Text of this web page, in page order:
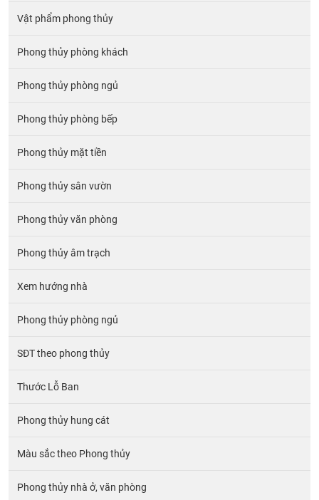
Vật phẩm phong thủy
Phong thủy phòng khách
Phong thủy phòng ngủ
Phong thủy phòng bếp
Phong thủy mặt tiền
Phong thủy sân vườn
Phong thủy văn phòng
Phong thủy âm trạch
Xem hướng nhà
Phong thủy phòng ngủ
SĐT theo phong thủy
Thước Lỗ Ban
Phong thủy hung cát
Màu sắc theo Phong thủy
Phong thủy nhà ở, văn phòng